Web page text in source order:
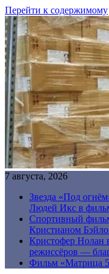
Перейти к содержимому
7 августа, 2026
Звезда «Под
Людей Икс в
Спортивный
Кристианом
Кристофер Нолан
режиссёров —
Фильм «Матрица